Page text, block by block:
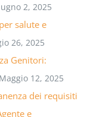
2, 2025
salute e
26, 2025
Genitori:
Maggio 12, 2025
dei requisiti
e